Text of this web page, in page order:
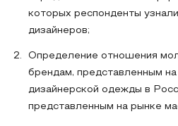
которых респонденты
дизайнеров;
Определение отношения
брендам, представленным
дизайнерской одежды в
представленным на рынке